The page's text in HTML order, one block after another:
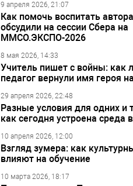
9 апреля 2026, 21:07
Как помочь воспитать
обсудили на сессии Сбера на
ММСО.ЭКСПО-2026
8 мая 2026, 14:33
Учитель пишет с войны: как
педагог вернули имя героя
29 апреля 2026, 22:48
Разные условия для одних и
как сегодня устроена среда
10 апреля 2026, 12:00
Взгляд зумера: как
влияют на обучение
10 марта 2026, 18:17